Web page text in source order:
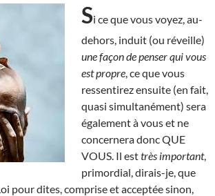
Si ce que vous voyez, au-
dehors, induit (ou réveille)
une façon de penser qui vous
est propre , ce que vous
ressentirez ensuite (en fait,
quasi simultanément) sera
également à vous et ne
concernera donc QUE
VOUS. Il esttrès important,
primordial, dirais-je, que
pour dites, comprise et acceptée sinon,